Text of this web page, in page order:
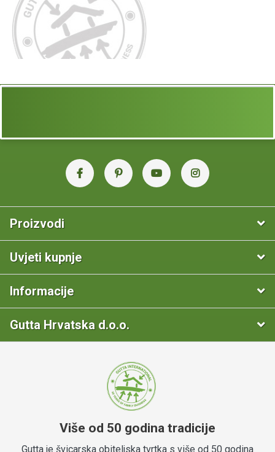
Proizvodi
Uvjeti kupnje
Informacije
Gutta Hrvatska d.o.o.
Više od 50 godina tradicije
Gutta je švicarska obiteljska tvrtka s više od 50 godina